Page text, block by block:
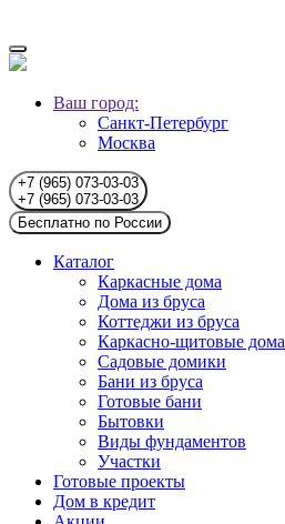
Ваш город:
Санкт-Петербург
Москва
+7 (965) 073-03-03
+7 (965) 073-03-03
Бесплатно по России
Каталог
Каркасные дома
Дома из бруса
Коттеджи из бруса
Каркасно-щитовые дома
Садовые домики
Бани из бруса
Готовые бани
Бытовки
Виды фундаментов
Участки
Готовые проекты
Дом в кредит